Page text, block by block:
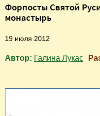
Форпосты Святой
монастырь
19 июля 2012
Автор: Галина Лукас